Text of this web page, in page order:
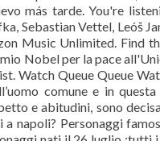
más tarde. You're
Sebastian Vettel, Leóš
Music Unlimited. Find
Nobel per la pace
Watch Queue Queue
comune e in
e abitudini, sono
napoli? Personaggi